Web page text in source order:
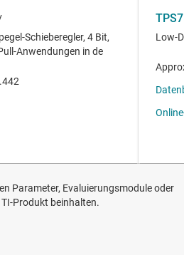
Parameter, Evaluierungsmodule oder
Produkt beinhalten.